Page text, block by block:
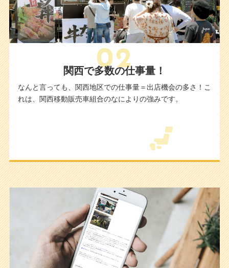
関西で多数の仕事量！
なんと言っても、関西地区での仕事量＝出店機会の多さ！こ
れは、関西移動販売車組合のなによりの強みです。